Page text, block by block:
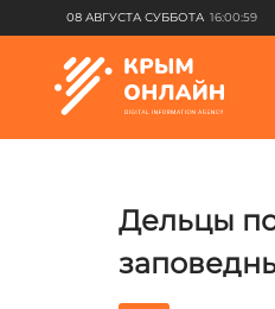
08 АВГУСТА СУББОТА 16:00:59
Дельцы